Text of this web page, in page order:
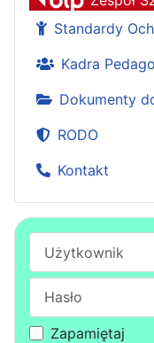
Standardy
Kadra
Dokumenty
RODO
Kontakt
Zapamiętaj